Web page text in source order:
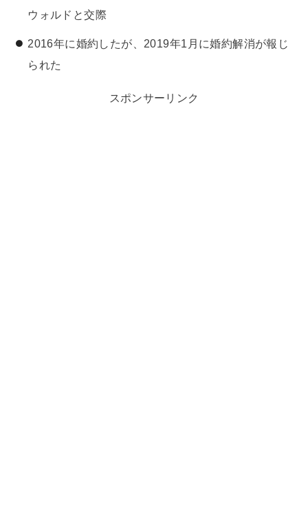
ウォルドと交際
2016年に婚約したが、2019年1月に婚約解消が報じ
られた
スポンサーリンク